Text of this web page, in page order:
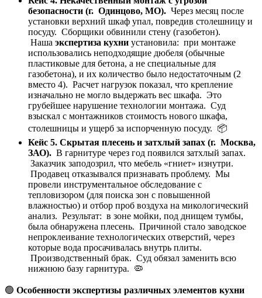
безопасности (г. Одинцово, МО). Через месяц после
установки верхний шкаф упал, повредив столешницу и
посуду. Сборщики обвинили стену (газобетон).
Наша экспертиза кухни установила: при монтаже
использовались неподходящие дюбеля (обычные
пластиковые для бетона, а не специальные для
газобетона), и их количество было недостаточным (2
вместо 4). Расчет нагрузок показал, что крепление
изначально не могло выдержать вес шкафа. Это
грубейшее нарушение технологии монтажа. Суд
взыскал с монтажников стоимость нового шкафа,
столешницы и ущерб за испорченную посуду. 📦
Кейс 5. Скрытая плесень и затхлый запах (г. Москва,
ЗАО). В гарнитуре через год появился затхлый запах.
Заказчик заподозрил, что мебель «гниет» изнутри.
Продавец отказывался признавать проблему. Мы
провели инструментальное обследование с
тепловизором (для поиска зон с повышенной
влажностью) и отбор проб воздуха на микологический
анализ. Результат: в зоне мойки, под днищем тумбы,
была обнаружена плесень. Причиной стало заводское
непроклеивание технологических отверстий, через
которые вода просачивалась внутрь плиты.
Производственный брак. Суд обязал заменить всю
нижнюю базу гарнитура. 🦠
🟢 Особенности экспертизы различных элементов кухни